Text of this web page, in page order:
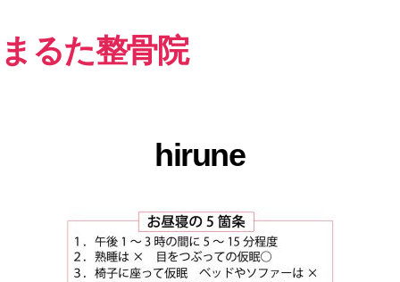
まるた整骨院
hirune